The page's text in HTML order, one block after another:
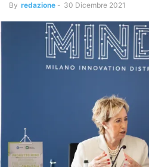
By redazione - 30 Dicembre 2021